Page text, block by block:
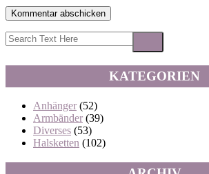
KATEGORIEN
Anhänger (52)
Armbänder (39)
Diverses (53)
Halsketten (102)